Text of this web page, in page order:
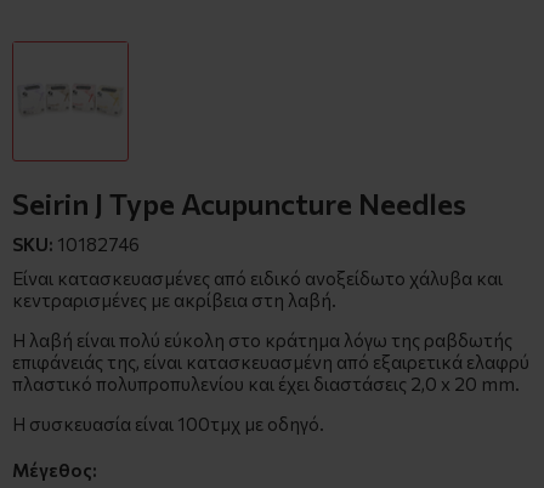
Seirin J Type Acupuncture Needles
SKU: 10182746
Είναι κατασκευασμένες από ειδικό ανοξείδωτο χάλυβα και
κεντραρισμένες με ακρίβεια στη λαβή.
Η λαβή είναι πολύ εύκολη στο κράτημα λόγω της ραβδωτής
επιφάνειάς της, είναι κατασκευασμένη από εξαιρετικά ελαφρύ
πλαστικό πολυπροπυλενίου και έχει διαστάσεις 2,0 x 20 mm.
Η συσκευασία είναι 100τμχ με οδηγό.
Μέγεθος: